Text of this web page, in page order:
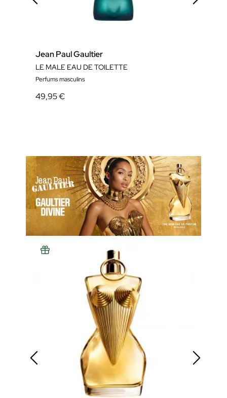
Jean Paul Gaultier
LE MALE EAU DE TOILETTE
Perfums masculins
49,95 €